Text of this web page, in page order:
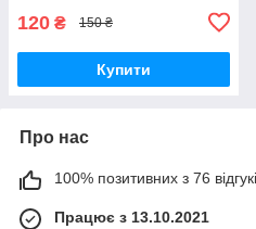
120 ₴ 150 ₴
Купити
Про нас
100% позитивних з 76
Працює з 13.10.2021